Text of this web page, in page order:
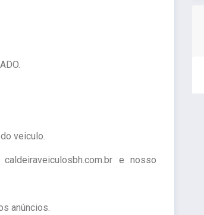
veiculo.
e nosso
anúncios.